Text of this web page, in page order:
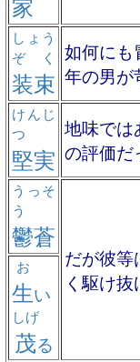
装束
しょう
ぞく
如何にも
年の男が
堅実
けんじ
つ
地味では
の評価だ
鬱蒼
うっそ
う
だが彼等
く駆け抜
生
お
い
茂
しげ
る